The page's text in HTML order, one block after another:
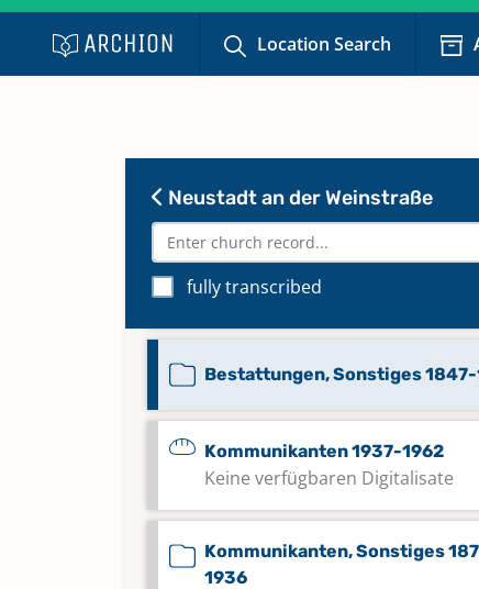
Location Search
Neustadt an der Weinstraße
fully transcribed
Bestattungen Nov. 1911-12.
Bestattungen, Sonstiges 1660-
Bestattungen, Sonstiges 1736-
Bestattungen, Sonstiges
Kommunikanten 1937-1962
Keine verfügbaren Digitalisate
Kommunikanten, Sonstiges
1936